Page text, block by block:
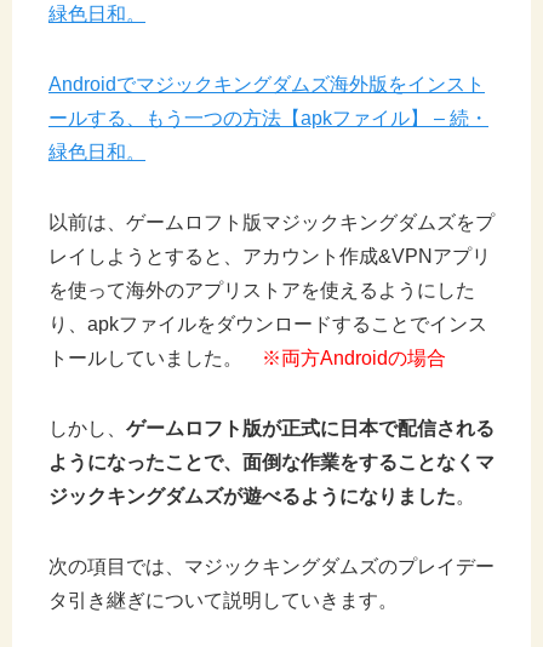
緑色日和。
Androidでマジックキングダムズ海外版をインスト
ールする、もう一つの方法【apkファイル】 – 続・
緑色日和。
以前は、ゲームロフト版マジックキングダムズをプ
レイしようとすると、アカウント作成&VPNアプリ
を使って海外のアプリストアを使えるようにした
り、apkファイルをダウンロードすることでインス
トールしていました。
※両方Androidの場合
しかし、 ゲームロフト版が正式に日本で配信される
ようになったことで、面倒な作業をすることなくマ
ジックキングダムズが遊べるようになりました。
次の項目では、マジックキングダムズのプレイデー
タ引き継ぎについて説明していきます。